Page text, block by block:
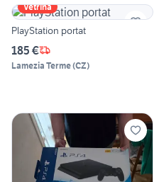
Vetrina
PlayStation portat
185 €
Lamezia Terme(CZ)